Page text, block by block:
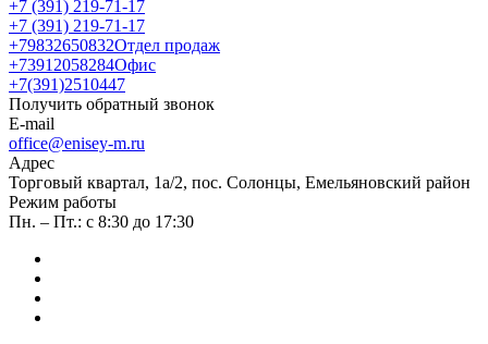
+7 (391) 219-71-17
+7 (391) 219-71-17
+79832650832Отдел продаж
+73912058284Офис
+7(391)2510447
Получить обратный звонок
E-mail
office@enisey-m.ru
Адрес
​Торговый квартал, 1а/2, пос. Солонцы, Емельяновский район
Режим работы
Пн. – Пт.: с 8:30 до 17:30